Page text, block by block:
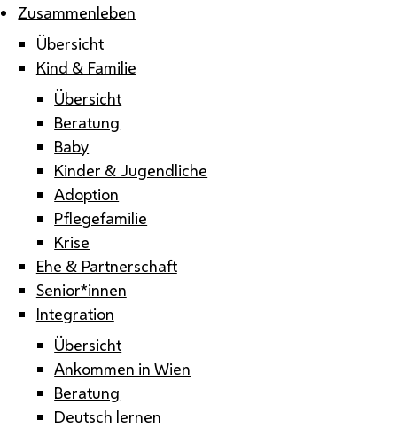
Zusammenleben
Übersicht
Kind & Familie
Übersicht
Beratung
Baby
Kinder & Jugendliche
Adoption
Pflegefamilie
Krise
Ehe & Partnerschaft
Senior*innen
Integration
Übersicht
Ankommen in Wien
Beratung
Deutsch lernen